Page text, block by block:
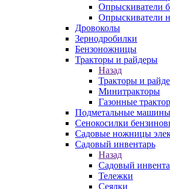
Опрыскиватели
Опрыскиватели
Дровоколы
Зернодробилки
Бензоножницы
Тракторы и райдеры
Назад
Тракторы и
Минитракторы
Газонные
Подметальные машины
Сенокосилки
Садовые ножницы
Садовый инвентарь
Назад
Садовый
Тележки
Сеялки